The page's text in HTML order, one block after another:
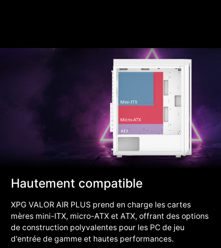
Hautement compatible
XPG VALOR AIR PLUS prend en charge les cartes
mères mini-ITX, micro-ATX et ATX, offrant des options
de construction polyvalentes pour les PC de jeu
d'entrée de gamme et hautes performances.